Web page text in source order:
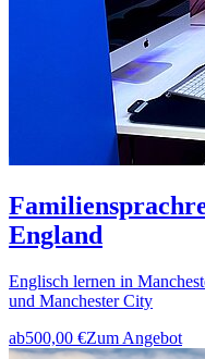
England
Englisch lernen in
und Manchester City
ab500,00 €Zum Angebot